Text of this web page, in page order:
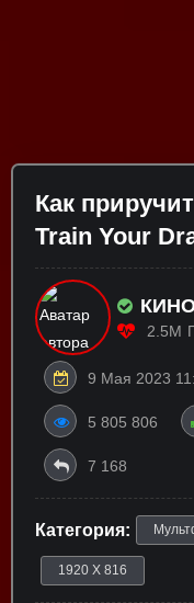
Как
Train Your
2.5M
9 Мая 2023
5 805 806
7 168
Категория:
1920 X 816